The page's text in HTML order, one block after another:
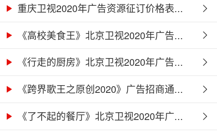
重庆卫视2020年广告资源征订价格表...
《高校美食王》北京卫视2020年广告...
《行走的厨房》北京卫视2020年广告...
《跨界歌王之原创2020》广告招商通...
《了不起的餐厅》北京卫视2020年广...